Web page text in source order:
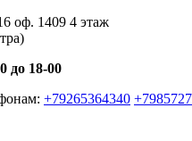
оф. 1409 4 этаж
до 18-00
+79265364340